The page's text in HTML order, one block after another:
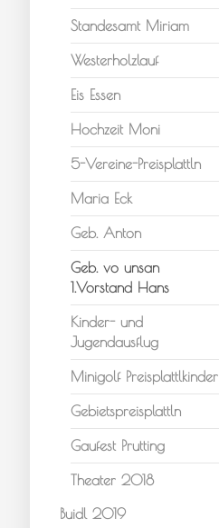
Standesamt Miriam
Westerholzlauf
Eis Essen
Hochzeit Moni
5-Vereine-Preisplattln
Maria Eck
Geb. Anton
Geb. vo unsan
1.Vorstand Hans
Kinder- und
Jugendausflug
Minigolf Preisplattlkinder
Gebietspreisplattln
Gaufest Prutting
Theater 2018
Buidl 2019